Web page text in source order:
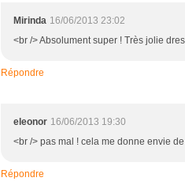
Mirinda 16/06/2013 23:02
<br /> Absolument super ! Très jolie
Répondre
eleonor 16/06/2013 19:30
<br /> pas mal ! cela me donne envie
Répondre